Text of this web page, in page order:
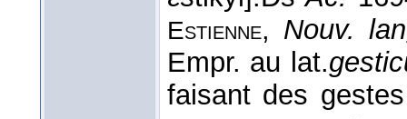
Estienne, Nouv.
Empr. au lat.
faisant des